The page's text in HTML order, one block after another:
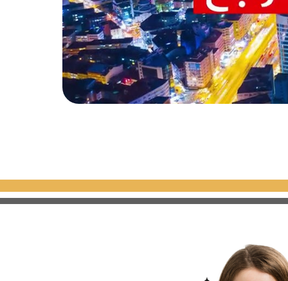
D-309
استثمارية جاهز للسكن
قرب محطة المترو قي
بورصة في منطقة